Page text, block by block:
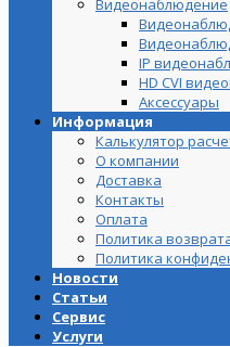
IP
HD CVI
Аксессуары
Информация
Калькулятор
О компании
Доставка
Контакты
Оплата
Политика
Политика
Новости
Статьи
Сервис
Услуги